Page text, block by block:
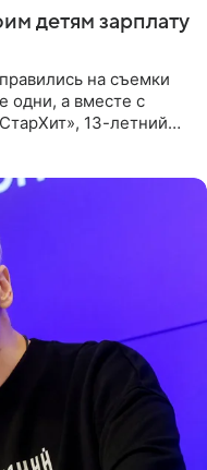
детям зарплату
на съемки
одни, а вместе с
13-летний